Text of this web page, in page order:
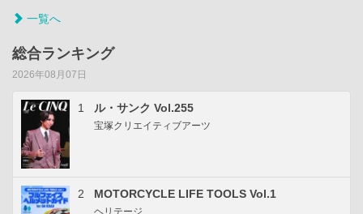
一覧へ
総合ランキング
2026年08月07日
1 ル・サンク Vol.255
宝塚クリエイティブアーツ
2 MOTORCYCLE LIFE TOOLS Vol.1
ヘリテージ